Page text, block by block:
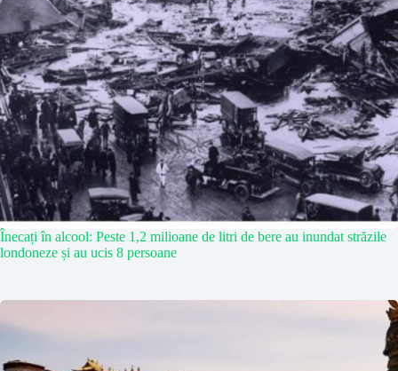
Înecați în alcool: Peste 1,2 milioane de litri de bere au inundat străzile
londoneze și au ucis 8 persoane